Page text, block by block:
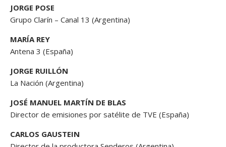
JORGE POSE
Grupo Clarín – Canal 13 (Argentina)
MARÍA REY
Antena 3 (España)
JORGE RUILLÓN
La Nación (Argentina)
JOSÉ MANUEL MARTÍN DE BLAS
Director de emisiones por satélite de TVE (España)
CARLOS GAUSTEIN